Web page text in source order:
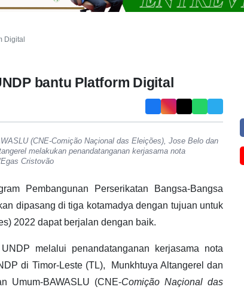
Digital
bantu Platform Digital
(CNE-Comição Naçional das Eleições), Jose Belo dan
melakukan penandatanganan kerjasama nota
Cristovão
Pembangunan Perserikatan Bangsa-Bangsa
dipasang di tiga kotamadya dengan tujuan untuk
2022 dapat berjalan dengan baik.
melalui penandatanganan kerjasama nota
di Timor-Leste (TL), Munkhtuya Altangerel dan
Umum-BAWASLU (CNE-Comição Naçional das